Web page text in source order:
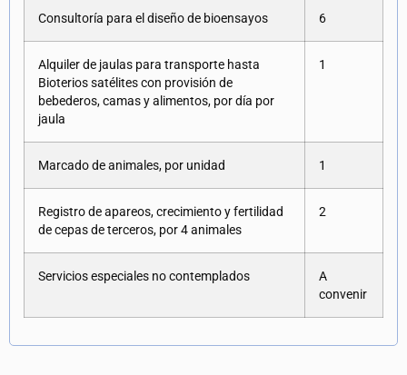
Consultoría para el diseño de bioensayos 6
Alquiler de jaulas para transporte hasta
Bioterios satélites con provisión de
bebederos, camas y alimentos, por día por
jaula
1
Marcado de animales, por unidad 1
Registro de apareos, crecimiento y fertilidad
de cepas de terceros, por 4 animales
2
Servicios especiales no contemplados
A
convenir